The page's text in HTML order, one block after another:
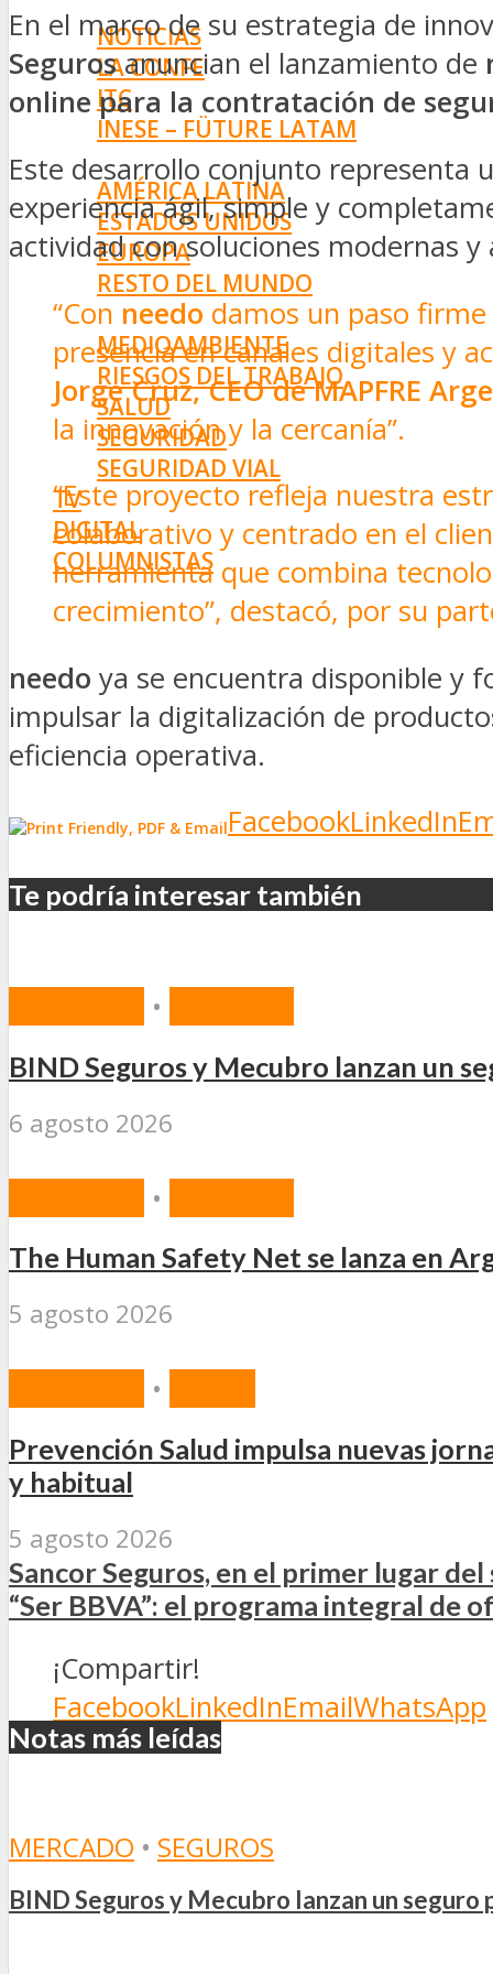
NOTICIAS
LA CONFE
ITC
INESE – FÜTURE LATAM
INTERNACIONALES
AMÉRICA LATINA
ESTADOS UNIDOS
EUROPA
RESTO DEL MUNDO
PREVENCIÓN
MEDIOAMBIENTE
RIESGOS DEL TRABAJO
SALUD
SEGURIDAD
SEGURIDAD VIAL
TV
DIGITAL
COLUMNISTAS
ESTADÍSTICAS
En el marco de su estrategia de
Segurosanuncian el lanzamiento de
online para la contratación de
Este desarrollo conjunto representa
experiencia ágil, simple y
actividad con soluciones modernas y
“Con needo damos un paso
presencia en canales digitales y
Jorge Cruz, CEO de MAPFRE
la innovación y la cercanía”.
“Este proyecto refleja nuestra
colaborativo y centrado en el
herramienta que combina
crecimiento”, destacó, por su
needo ya se encuentra disponible y
impulsar la digitalización de
eficiencia operativa.
FacebookLinkedIn
Te podría interesar también
•
BIND Seguros y Mecubro lanzan un
6 agosto 2026
•
The Human Safety Net se lanza en
5 agosto 2026
•
Prevención Salud impulsa nuevas
y habitual
5 agosto 2026
Sancor Seguros, en el primer lugar
“Ser BBVA”: el programa integral de
¡Compartir!
FacebookLinkedInEmailWhatsApp
Notas más leídas
MERCADO • SEGUROS
BIND Seguros y Mecubro lanzan un